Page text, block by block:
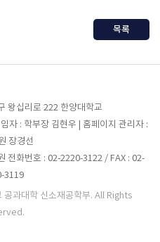
목록
왕십리로 222 한양대학교
자 : 학부장 김현우 | 홈페이지 관리자 :
장경선
전화번호 : 02-2220-3122 / FAX : 02-
3119
공과대학 신소재공학부. All Rights